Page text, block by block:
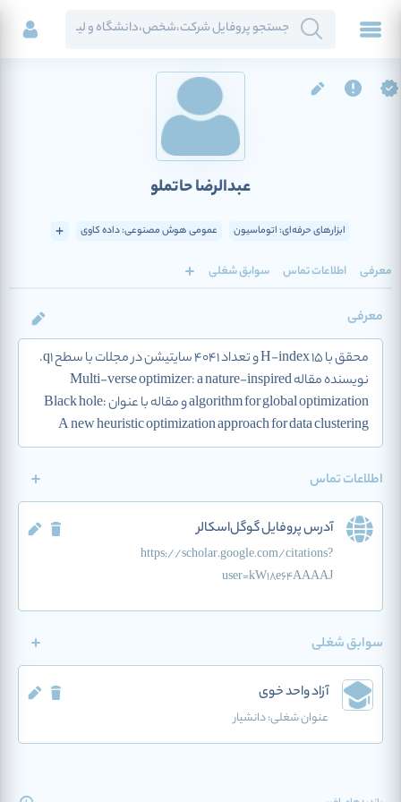
عبدالرضا حاتملو
ابزارهای حرفه‌ای: اتوماسیون عمومی هوش مصنوعی: داده کاوی
معرفی اطلاعات تماس سوابق شغلی
معرفی
محقق با H-index 15 و تعداد 4041 سایتیشن در مجلات با سطح q1.
نویسنده مقاله Multi-verse optimizer: a nature-inspired
algorithm for global optimization و مقاله با عنوان Black hole:
A new heuristic optimization approach for data clustering
اطلاعات تماس
آدرس پروفایل گوگل‌اسکالر
https://scholar.google.com/citations?
user=kW18e64AAAAJ
سوابق شغلی
آزاد واحد خوی
عنوان شغلی:دانشیار